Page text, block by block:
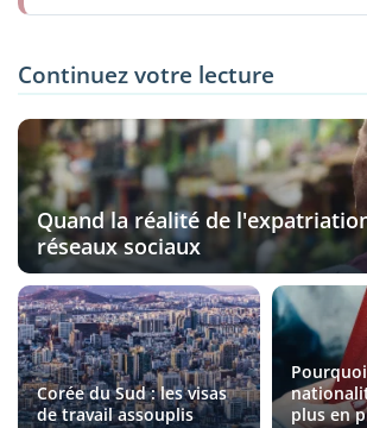
Continuez votre lecture
Quand la réalité de
réseaux sociaux
Corée du Sud : les visas
de travail assouplis
plus en